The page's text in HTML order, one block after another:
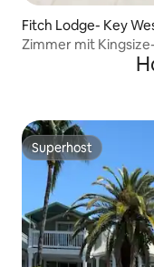
Fitch Lodge- Key
Zimmer mit
Superhost
Superhost